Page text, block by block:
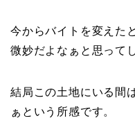
今からバイトを変えた
微妙だよなぁと思って
結局この土地にいる間
ぁという所感です。